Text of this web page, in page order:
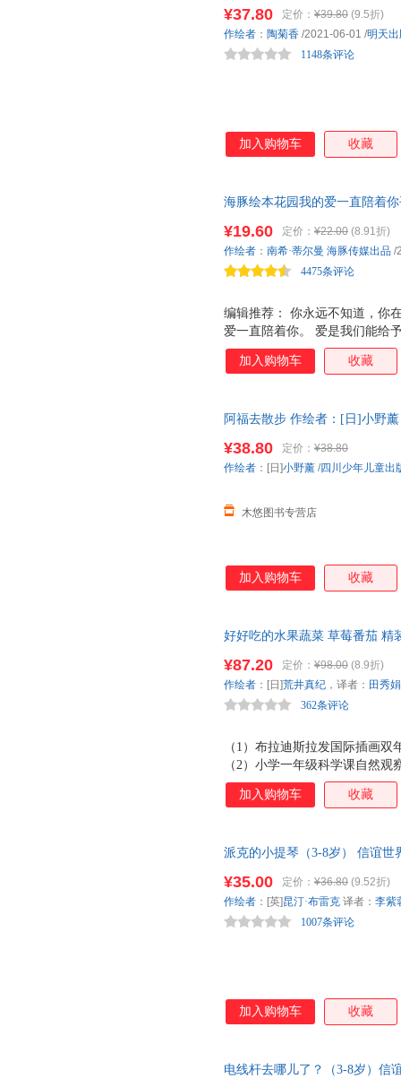
¥37.80 定价： ¥39.80 (9.5折)
1148条评论
作绘者 ： 陶菊香 /2021-06-01 /明天
加入购物车 收藏
海豚绘本花园我的爱一直陪着
作，送给孩子特别的礼物，大
编辑推荐： 你永远不知道，你
爱一直陪着你。 爱是我们能给
以佩戴的护身符。 如果爱有形
起他们，读吧，温柔地读，动
¥19.60 定价： ¥22.00 (8.91折)
4475条评论
作绘者 ： 南希·蒂尔曼 海豚传媒出品 /
加入购物车 收藏
阿福去散步 作绘者：[日]小野
¥38.80 定价： ¥38.80
木悠图书专营店
作绘者 ：[日]小野薰 /四川少年儿童出
加入购物车 收藏
好好吃的水果蔬菜 草莓番茄 精
绘了用草莓番茄制作的各种美
（1）布拉迪斯拉发国际插画
（2）小学一年级科学课自然
的生长 （3）通过展示草莓番
知的生活 （4）细腻的水彩画
¥87.20 定价： ¥98.00 (8.9折)
362条评论
作绘者 ：[日]荒井真纪 ，译者： 田秀娟
加入购物车 收藏
派克的小提琴（3-8岁） 信谊
¥35.00 定价： ¥36.80 (9.52折)
1007条评论
作绘者 ：[英]昆汀·布雷克 译者： 李紫
加入购物车 收藏
电线杆去哪儿了？（3-8岁）信